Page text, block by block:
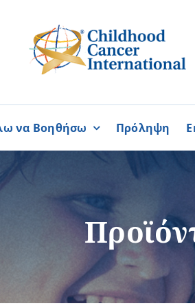
να Βοηθήσω
ΓΙΝΟΜΑΙ
Περισσότερα
Πρόληψη